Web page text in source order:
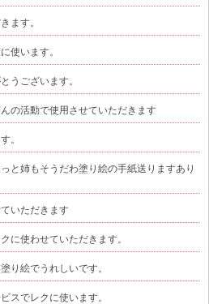
ます。
使います。
うございます。
の活動で使用させていただきます
。
と姉もそうだわ塗り絵の手紙送りますあり
いただきます
に使わせていただきます。
り絵でうれしいです。
スでレクに使います。